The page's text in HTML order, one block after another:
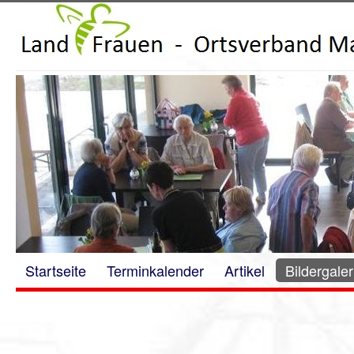
Startseite Terminkalender Artikel